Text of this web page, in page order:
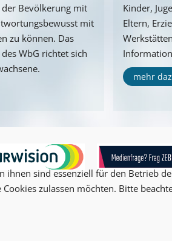
Bevölkerung mit
mit
zu können. Das
WbG richtet sich
Kinder,
Eltern,
mehr
ihnen sind essenziell für den Betrieb
Cookies zulassen möchten. Bitte